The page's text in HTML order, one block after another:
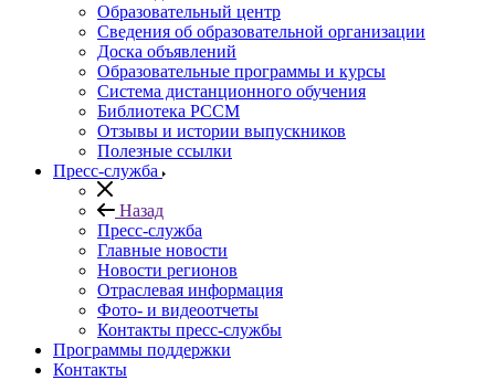
Образовательный центр
Сведения об образовательной организации
Доска объявлений
Образовательные программы и курсы
Система дистанционного обучения
Библиотека РССМ
Отзывы и истории выпускников
Полезные ссылки
Пресс-служба
Назад
Пресс-служба
Главные новости
Новости регионов
Отраслевая информация
Фото- и видеоотчеты
Контакты пресс-службы
Программы поддержки
Контакты